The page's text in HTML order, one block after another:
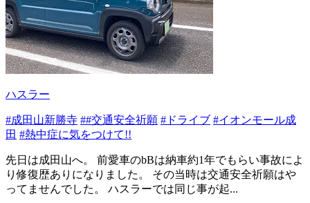
ハスラー
#成田山新勝寺 ##交通安全祈願 #ドライブ #イオンモール成
田 #熱中症に気をつけて!!
先日は成田山へ。 前愛車のbBは納車約1年でもらい事故によ
り修復歴ありになりました。 その当時は交通安全祈願はや
ってませんでした。 ハスラーでは同じ事が起...